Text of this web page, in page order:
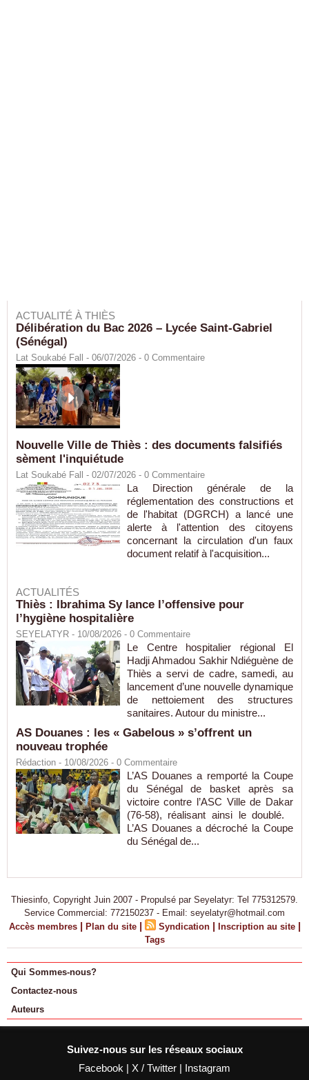
ACTUALITÉ À THIÈS
Délibération du Bac 2026 – Lycée Saint-Gabriel
(Sénégal)
Lat Soukabé Fall - 06/07/2026 - 0 Commentaire
Nouvelle Ville de Thiès : des documents falsifiés
sèment l'inquiétude
Lat Soukabé Fall - 02/07/2026 - 0 Commentaire
La Direction générale de la
réglementation des constructions et
de l'habitat (DGRCH) a lancé une
alerte à l'attention des citoyens
concernant la circulation d'un faux
document relatif à l'acquisition...
ACTUALITÉS
Thiès : Ibrahima Sy lance l’offensive pour
l’hygiène hospitalière
SEYELATYR - 10/08/2026 - 0 Commentaire
Le Centre hospitalier régional El
Hadji Ahmadou Sakhir Ndiéguène de
Thiès a servi de cadre, samedi, au
lancement d’une nouvelle dynamique
de nettoiement des structures
sanitaires. Autour du ministre...
AS Douanes : les « Gabelous » s’offrent un
nouveau trophée
Rédaction - 10/08/2026 - 0 Commentaire
L’AS Douanes a remporté la Coupe
du Sénégal de basket après sa
victoire contre l’ASC Ville de Dakar
(76-58), réalisant ainsi le doublé.
L’AS Douanes a décroché la Coupe
du Sénégal de...
Thiesinfo, Copyright Juin 2007 - Propulsé par Seyelatyr: Tel 775312579.
Service Commercial: 772150237 - Email: seyelatyr@hotmail.com
Accès membres | Plan du site | Syndication | Inscription au site |
Tags
Qui Sommes-nous?
Contactez-nous
Auteurs
Suivez-nous sur les réseaux sociaux
Facebook | X / Twitter | Instagram